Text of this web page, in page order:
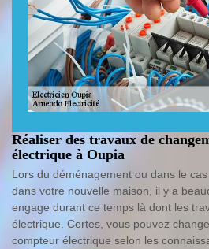
Réaliser des travaux de
électrique à Oupia
Lors du déménagement ou dans le
dans votre nouvelle maison, il y a
engage durant ce temps là dont les
électrique. Certes, vous pouvez
compteur électrique selon les